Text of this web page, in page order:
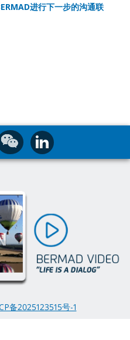
进行下一步的沟通联
备2025123515号-1